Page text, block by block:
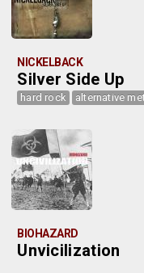
NICKELBACK
Silver Side Up
hard rock alternative
BIOHAZARD
Unvicilization